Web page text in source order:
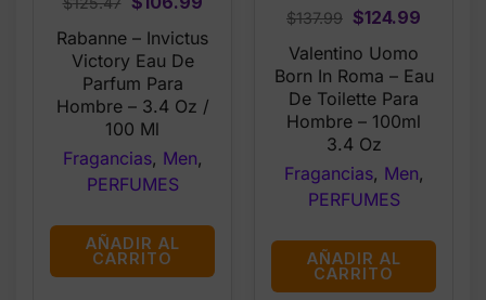
price
was:
$125.47.
$106.99.
Rabanne – Invictus
Victory Eau De
Parfum Para
Hombre – 3.4 Oz /
100 Ml
Fragancias, Men,
PERFUMES
AÑADIR AL
CARRITO
$137.99 Original
price
was:
$137.99.
$124.99
is:
Valentino Uomo
Born In Roma – Eau
De Toilette Para
Hombre – 100ml
3.4 Oz
Fragancias, Men,
PERFUMES
AÑADIR AL
CARRITO